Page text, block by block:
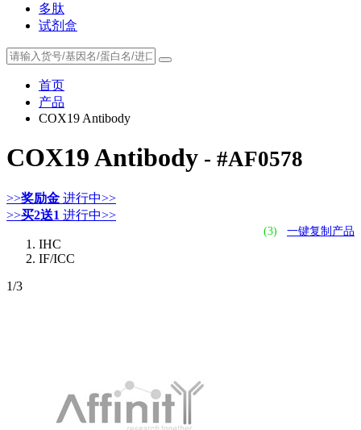
多肽
试剂盒
首页
产品
COX19 Antibody
COX19 Antibody - #AF0578
>>奖励金 进行中>>
>>买2送1 进行中>>
(3) 一键复制产品
IHC
IF/ICC
1/3